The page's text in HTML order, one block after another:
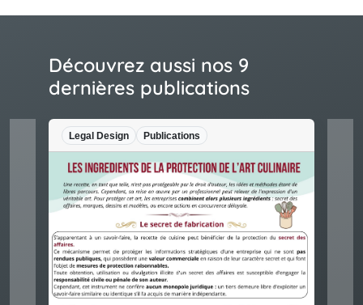
Découvrez aussi nos 9
dernières publications
Legal Design Publications